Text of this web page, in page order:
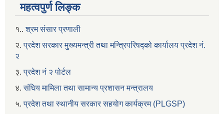
महत्वपुर्ण लिङ्क
१..श्रम संसार प्रणाली
२. प्रदेश सरकार मुख्यमन्त्री तथा मन्त्रिपरिषद्को कार्यालय प्रदेश नं.
२
३.प्रदेश नं २ पोर्टल
४.संघिय मामिला तथा सामान्य प्रशासन मन्त्रालय
५.प्रदेश तथा स्थानीय सरकार सहयाेग कार्यक्रम (PLGSP)